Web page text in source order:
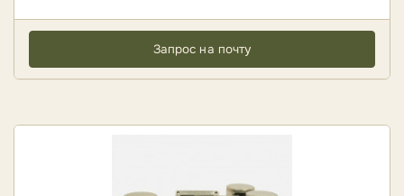
Запрос на почту